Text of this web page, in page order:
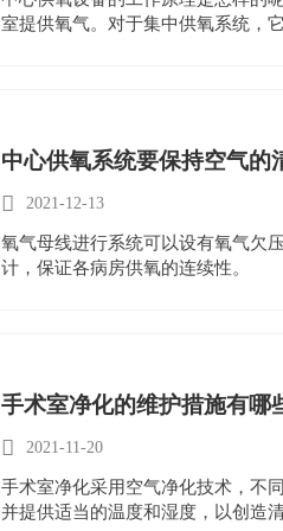
室提供氧气。对于集中供氧系统，
中心供氧系统要保持空气的

2021-12-13
氧气母线进行系统可以设有氧气欠
计，保证各病房供氧的连续性。
手术室净化的维护措施有哪

2021-11-20
手术室净化采用空气净化技术，不
并提供适当的温度和湿度，以创造